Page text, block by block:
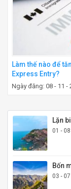
Làm thế nào để
Express Entry?
Ngày đăng: 08 - 11 -
Lặn
01 -
Bốn
03 -